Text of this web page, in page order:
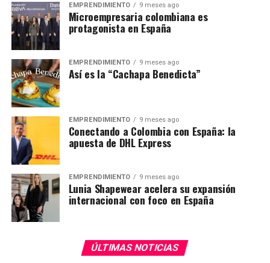
EMPRENDIMIENTO 9 meses ago
Microempresaria colombiana es
protagonista en España
EMPRENDIMIENTO 9 meses ago
Así es la “Cachapa Benedicta”
EMPRENDIMIENTO 9 meses ago
Conectando a Colombia con España: la
apuesta de DHL Express
EMPRENDIMIENTO 9 meses ago
Lunia Shapewear acelera su expansión
internacional con foco en España
ÚLTIMAS NOTICIAS